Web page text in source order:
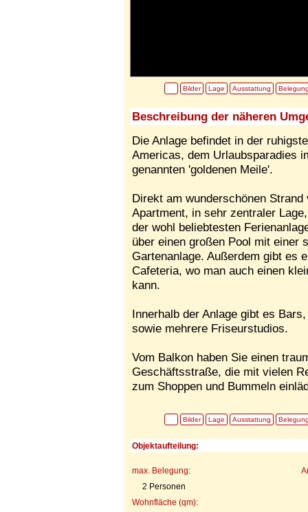
Bilder Lage Ausstattung
Beschreibung der näheren
Die Anlage befindet in der
Americas, dem Urlaubsparadies
genannten 'goldenen Meile'.
Direkt am wunderschönen
Apartment, in sehr zentraler
der wohl beliebtesten
über einen großen Pool mit einer
Gartenanlage. Außerdem gibt es
Cafeteria, wo man auch einen
kann.
Innerhalb der Anlage gibt es
sowie mehrere Friseurstudios.
Vom Balkon haben Sie einen
Geschäftsstraße, die mit vielen
zum Shoppen und Bummeln
Bilder Lage Ausstattung
Objektaufteilung:
max. Belegung:
2 Personen
Wohnfläche (qm):